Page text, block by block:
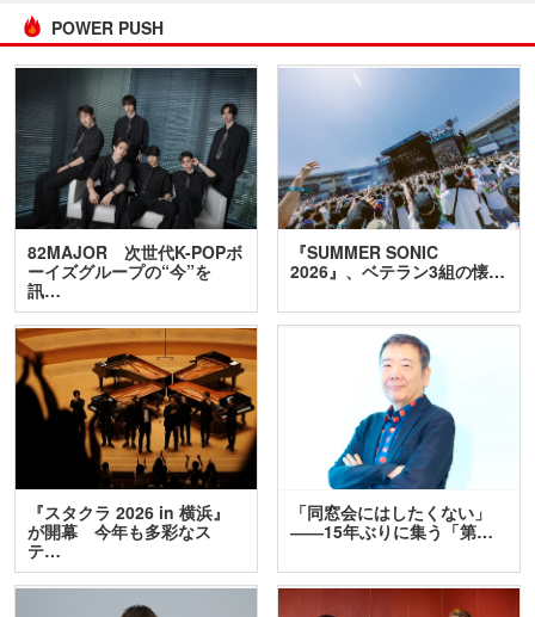
POWER PUSH
82MAJOR 次世代K-POPボ
ーイズグループの“今”を
訊…
『SUMMER SONIC
2026』、ベテラン3組の懐…
『スタクラ 2026 in 横浜』
が開幕 今年も多彩なス
テ…
「同窓会にはしたくない」
――15年ぶりに集う「第…